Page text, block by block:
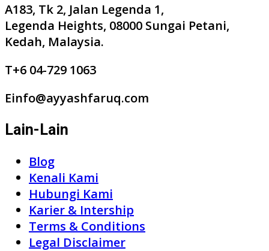
A183, Tk 2, Jalan Legenda 1,
Legenda Heights, 08000 Sungai Petani,
Kedah, Malaysia.
T+6 04-729 1063
Einfo@ayyashfaruq.com
Lain-Lain
Blog
Kenali Kami
Hubungi Kami
Karier & Intership
Terms & Conditions
Legal Disclaimer